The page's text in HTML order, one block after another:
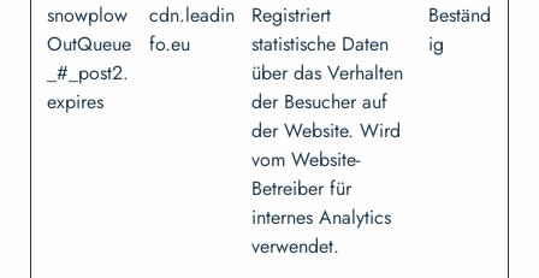
snowplow
OutQueue
_#_post2.
expires
cdn.leadin
fo.eu
Registriert
statistische Daten
über das Verhalten
der Besucher auf
der Website. Wird
vom Website-
Betreiber für
internes Analytics
verwendet.
Beständ
ig